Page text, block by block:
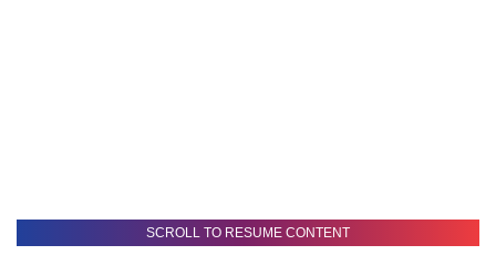
SCROLL TO RESUME CONTENT